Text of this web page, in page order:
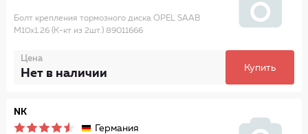
Болт крепления тормозного диска OPEL SAAB
М10х1.26 (К-кт из 2шт.) 89011666
Цена
Нет в наличии Купить
NK
Германия